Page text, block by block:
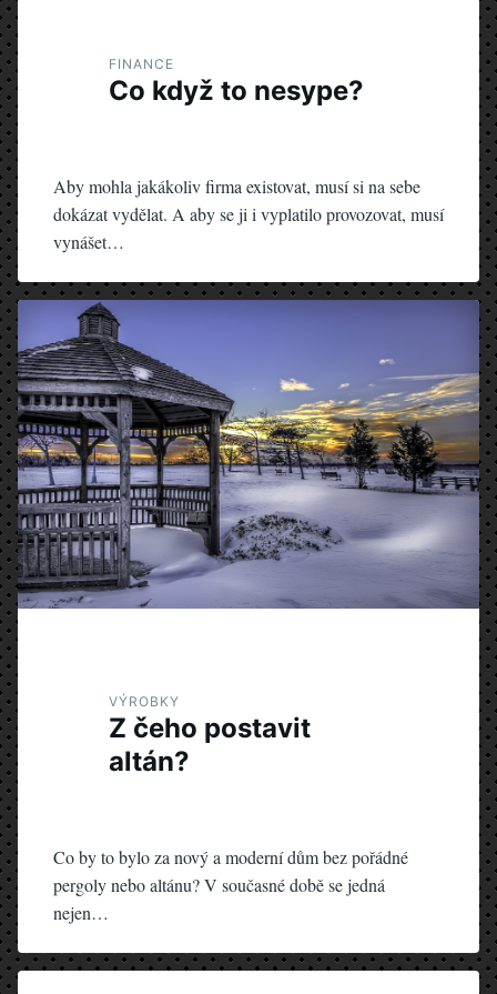
FINANCE
Co když to nesype?
Aby mohla jakákoliv firma existovat, musí si na sebe
dokázat vydělat. A aby se ji i vyplatilo provozovat, musí
vynášet…
VÝROBKY
Z čeho postavit
altán?
Co by to bylo za nový a moderní dům bez pořádné
pergoly nebo altánu? V současné době se jedná
nejen…